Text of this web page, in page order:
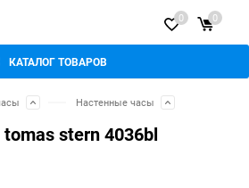
КАТАЛОГ ТОВАРОВ
0 0
Настенные часы
stern 4036bl